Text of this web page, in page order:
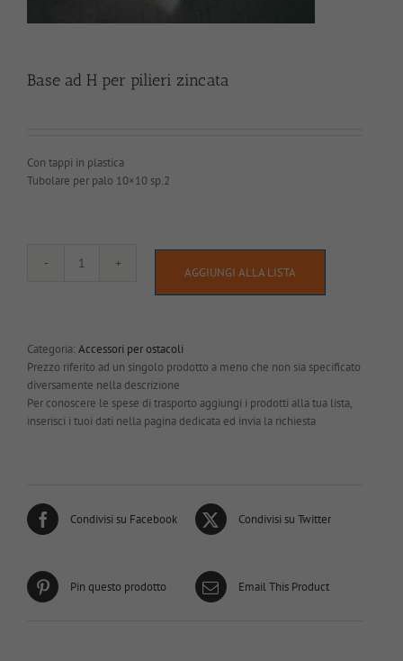
Base ad H per pilieri zincata
Con tappi in plastica
Tubolare per palo 10×10 sp.2
Base
pilieri
zincata
quantità
AGGIUNGI ALLA LISTA
Categoria:Accessori per ostacoli
Prezzo riferito ad un singolo prodotto a meno che non sia specificato
diversamente nella descrizione
Per conoscere le spese di trasporto aggiungi i prodotti alla tua lista,
inserisci i tuoi dati nella pagina dedicata ed invia la richiesta
Condivisi su Facebook Condivisi su Twitter
Pin questo prodotto Email This Product